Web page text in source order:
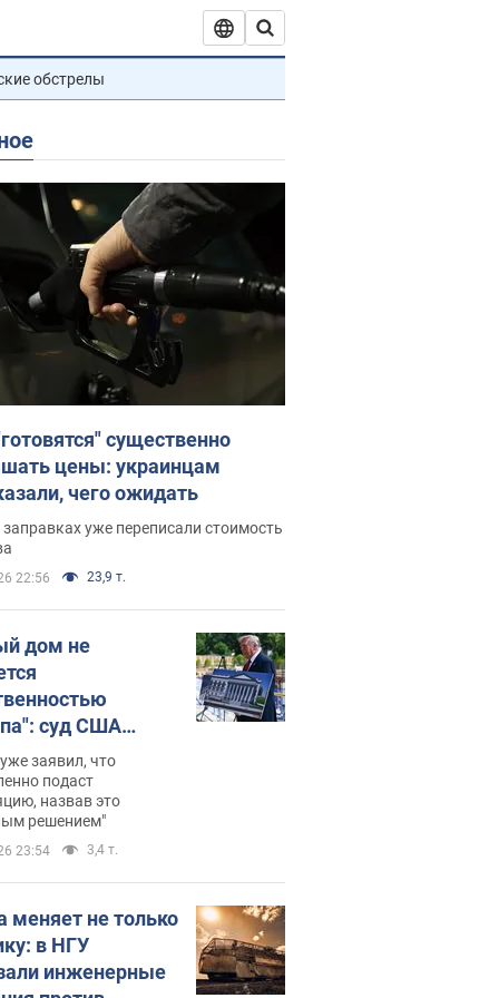
обстрелы
существенно
цены: украинцам
чего ожидать
уже переписали стоимость
22:56 23,9 т.
дом не
суд США
зала
400 млн
заявил, что
подаст
назвав это
решением"
23:54 3,4 т.
меняет не только
в НГУ
инженерные